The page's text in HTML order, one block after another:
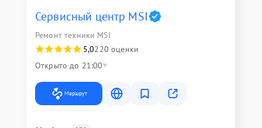
Сервисный центр MSI
Ремонт техники MSI
5,0220 оценки
Открыто до 21:00
Маршрут